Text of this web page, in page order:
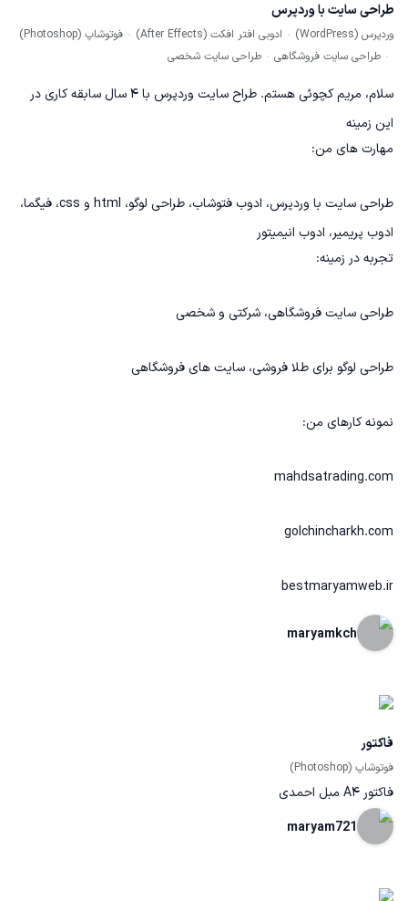
طراحی سایت با وردپرس
وردپرس (WordPress) ادوبی افتر افکت (After Effects)
فوتوشاپ (Photoshop)
طراحی سایت فروشگاهی
طراحی سایت شخصی
سلام، مریم کچوئی هستم. طراح سایت وردپرس با 4 سال سابقه کاری در
این زمینه
مهارت های من:
طراحی سایت با وردپرس، ادوب فتوشاب، طراحی لوگو، html و css، فیگما،
ادوب پریمیر، ادوب انیمیتور
تجربه در زمینه:
طراحی سایت فروشگاهی، شرکتی و شخصی
طراحی لوگو برای طلا فروشی، سایت های فروشگاهی
نمونه کارهای من:
mahdsatrading.com
golchincharkh.com
bestmaryamweb.ir
maryamkch
فاکتور
فوتوشاپ (Photoshop)
فاکتور A4 مبل احمدی
maryam721